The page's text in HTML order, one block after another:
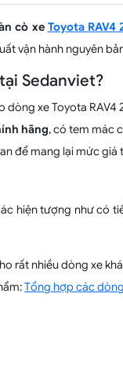
cò xe Toyota RAV4
vận hành nguyên
Sedanviet?
xe Toyota RAV4
hãng, có tem mác
để mang lại mức giá
hiện tượng như có
rất nhiều dòng xe
Tổng hợp các